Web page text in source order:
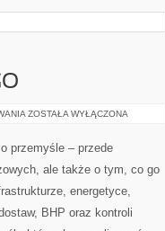
HISTORIA
ZOSTAŁA WYŁĄCZONA
przemyśle – przede
ale także o tym, co go
energetyce,
BHP oraz kontroli